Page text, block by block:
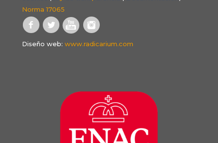
Norma 17065
Diseño web: www.radicarium.com